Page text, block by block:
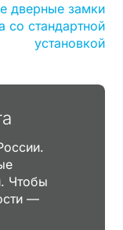
дверные замки
со стандартной
установкой
Чтобы
—